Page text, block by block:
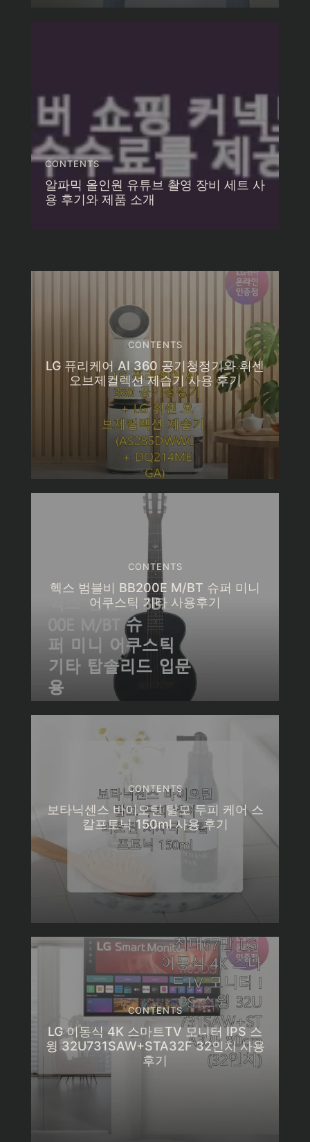
CONTENTS
알파믹 올인원 유튜브 촬영 장비 세트 사
용 후기와 제품 소개
CONTENTS
LG 퓨리케어 AI 360 공기청정기와 휘센
오브제컬렉션 제습기 사용 후기
CONTENTS
헥스 범블비 BB200E M/BT 슈퍼 미니
어쿠스틱 기타 사용후기
CONTENTS
보타닉센스 바이오틴 탈모 두피 케어 스
칼프토닉 150ml 사용 후기
CONTENTS
LG 이동식 4K 스마트TV 모니터 IPS 스
윙 32U731SAW+STA32F 32인치 사용
후기